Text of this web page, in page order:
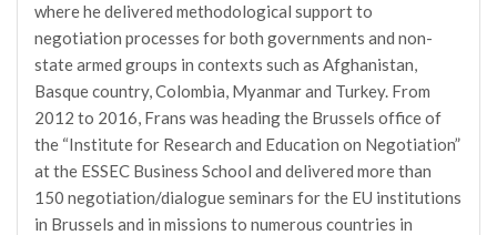
where he delivered methodological support to
negotiation processes for both governments and non-
state armed groups in contexts such as Afghanistan,
Basque country, Colombia, Myanmar and Turkey. From
2012 to 2016, Frans was heading the Brussels office of
the “Institute for Research and Education on Negotiation”
at the ESSEC Business School and delivered more than
150 negotiation/dialogue seminars for the EU institutions
in Brussels and in missions to numerous countries in